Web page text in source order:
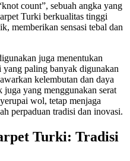
count”, sebuah angka yang
Turki berkualitas tinggi
memberikan sensasi tebal dan
juga menentukan
yang paling banyak digunakan
kelembutan dan daya
yang menggunakan serat
wol, tetap menjaga
perpaduan tradisi dan inovasi.
Turki: Tradisi